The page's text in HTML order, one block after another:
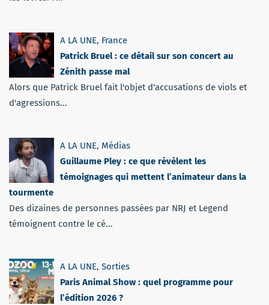
A LA UNE, France
Patrick Bruel : ce détail sur son concert au
Zénith passe mal
Alors que Patrick Bruel fait l'objet d'accusations de viols et
d'agressions...
A LA UNE, Médias
Guillaume Pley : ce que révèlent les
témoignages qui mettent l’animateur dans la
tourmente
Des dizaines de personnes passées par NRJ et Legend
témoignent contre le cé...
A LA UNE, Sorties
Paris Animal Show : quel programme pour
l’édition 2026 ?